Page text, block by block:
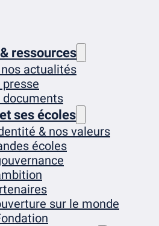
ressources
actualités
presse
documents
ses écoles
& nos valeurs
écoles
sur le monde